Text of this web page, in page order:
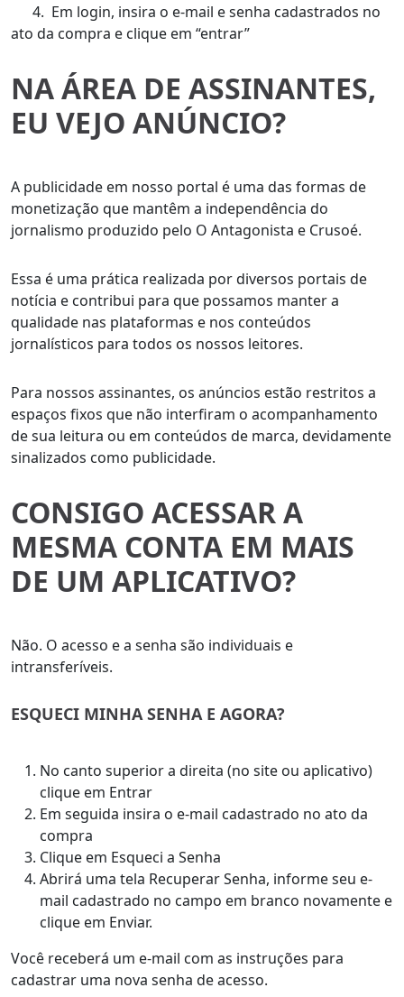
4. Em login, insira o e-mail e senha cadastrados no
ato da compra e clique em “entrar”
NA ÁREA DE ASSINANTES,
EU VEJO ANÚNCIO?
A publicidade em nosso portal é uma das formas de
monetização que mantêm a independência do
jornalismo produzido pelo O Antagonista e Crusoé.
Essa é uma prática realizada por diversos portais de
notícia e contribui para que possamos manter a
qualidade nas plataformas e nos conteúdos
jornalísticos para todos os nossos leitores.
Para nossos assinantes, os anúncios estão restritos a
espaços fixos que não interfiram o acompanhamento
de sua leitura ou em conteúdos de marca, devidamente
sinalizados como publicidade.
CONSIGO ACESSAR A
MESMA CONTA EM MAIS
DE UM APLICATIVO?
Não. O acesso e a senha são individuais e
intransferíveis.
ESQUECI MINHA SENHA E AGORA?
No canto superior a direita (no site ou aplicativo)
clique em Entrar
Em seguida insira o e-mail cadastrado no ato da
compra
Clique em Esqueci a Senha
Abrirá uma tela Recuperar Senha, informe seu e-
mail cadastrado no campo em branco novamente e
clique em Enviar.
Você receberá um e-mail com as instruções para
cadastrar uma nova senha de acesso.